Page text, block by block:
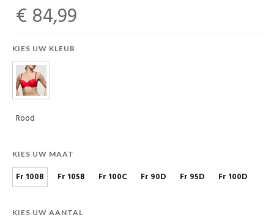
€ 84,99
KIES UW KLEUR
Rood
KIES UW MAAT
Fr 100B Fr 105B Fr 100C Fr 90D Fr 95D Fr 100D
KIES UW AANTAL